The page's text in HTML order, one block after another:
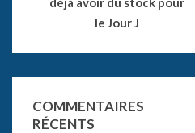
le Jour J
COMMENTAIRES
RÉCENTS